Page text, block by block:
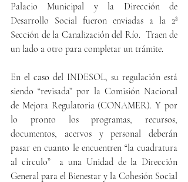
Palacio Municipal y la Dirección de
Desarrollo Social fueron enviadas a la 2ª
Sección de la Canalización del Río.  Traen de
un lado a otro para completar un trámite.
En el caso del INDESOL, su regulación está
siendo “revisada” por la Comisión Nacional
de Mejora Regulatoria (CONAMER). Y por
lo pronto los programas, recursos,
documentos, acervos y personal deberán
pasar en cuanto le encuentren “la cuadratura
al círculo”  a una Unidad de la Dirección
General para el Bienestar y la Cohesión Social